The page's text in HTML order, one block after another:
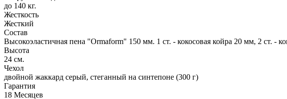
до 140 кг.
Жесткость
Жесткий
Состав
Высокоэластичная пена "Ormaform" 150 мм. 1 ст. - кокосовая койра 20 мм, 2 ст. -
Высота
24 см.
Чехол
двойной жаккард серый, стеганный на синтепоне (300 г)
Гарантия
18 Месяцев